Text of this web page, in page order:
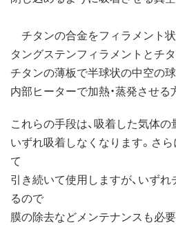
チタンの合金をフィラメント
タングステンフィラメントとチ
チタンの薄板で半球状の中空の
内部ヒーターで加熱・蒸発させる
これらの手段は、吸着した気体
いずれ吸着しなくなります。さ
て
引き続いて使用しますが、いず
るので
膜の除去などメンテナンスも必